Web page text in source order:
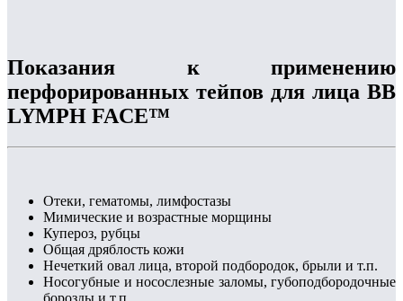
Показания к применению
перфорированных тейпов для лица BB
LYMPH FACE™
Отеки, гематомы, лимфостазы
Мимические и возрастные морщины
Купероз, рубцы
Общая дряблость кожи
Нечеткий овал лица, второй подбородок, брыли и т.п.
Носогубные и носослезные заломы, губоподбородочные
борозды и т.п.